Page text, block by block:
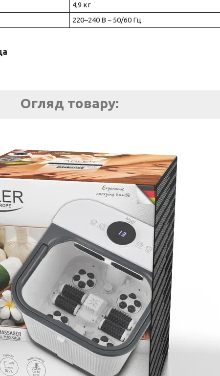
4,9 кг
220–240 В ~ 50/60 Гц
Огляд товару: